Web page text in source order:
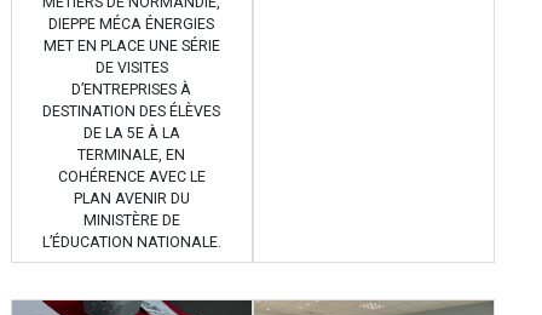
DIEPPE MÉCA ÉNERGIES
MET EN PLACE UNE SÉRIE
DE VISITES
D’ENTREPRISES À
DESTINATION DES ÉLÈVES
DE LA 5E À LA
TERMINALE, EN
COHÉRENCE AVEC LE
PLAN AVENIR DU
MINISTÈRE DE
L’ÉDUCATION NATIONALE.